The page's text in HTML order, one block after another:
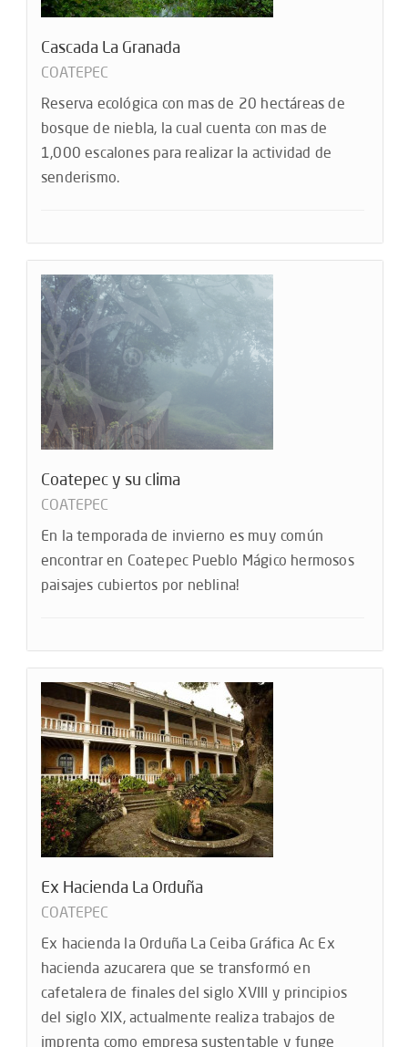
Cascada La Granada
COATEPEC
Reserva ecológica con mas de 20 hectáreas de
bosque de niebla, la cual cuenta con mas de
1,000 escalones para realizar la actividad de
senderismo.
Coatepec y su clima
COATEPEC
En la temporada de invierno es muy común
encontrar en Coatepec Pueblo Mágico hermosos
paisajes cubiertos por neblina!
Ex Hacienda La Orduña
COATEPEC
Ex hacienda la Orduña La Ceiba Gráfica Ac Ex
hacienda azucarera que se transformó en
cafetalera de finales del siglo XVIII y principios
del siglo XIX, actualmente realiza trabajos de
imprenta como empresa sustentable y funge